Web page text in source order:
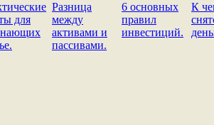
для
Разница
между
активами и
пассивами.
6 основных
правил
инвестиций.
К